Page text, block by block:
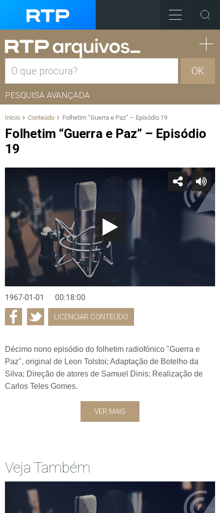
OK
PESQUISA AVANÇADA
Início Conteúdo Folhetim “Guerra e Paz” – Episódio 19
Folhetim “Guerra e Paz” – Episódio
19
1967-01-01 00:18:00
LICENCIAR CONTEÚDO
Décimo nono episódio do folhetim radiofónico "Guerra e
Paz", original de Leon Tolstoi; Adaptação de Botelho da
Silva; Direção de atores de Samuel Dinis; Realização de
Carlos Teles Gomes.
VER MAIS
Veja Também